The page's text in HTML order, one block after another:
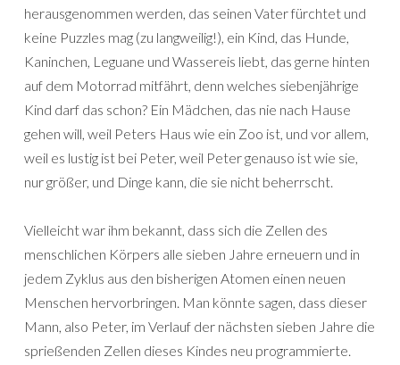
herausgenommen werden, das seinen Vater fürchtet und
keine Puzzles mag (zu langweilig!), ein Kind, das Hunde,
Kaninchen, Leguane und Wassereis liebt, das gerne hinten
auf dem Motorrad mitfährt, denn welches siebenjährige
Kind darf das schon? Ein Mädchen, das nie nach Hause
gehen will, weil Peters Haus wie ein Zoo ist, und vor allem,
weil es lustig ist bei Peter, weil Peter genauso ist wie sie,
nur größer, und Dinge kann, die sie nicht beherrscht.
Vielleicht war ihm bekannt, dass sich die Zellen des
menschlichen Körpers alle sieben Jahre erneuern und in
jedem Zyklus aus den bisherigen Atomen einen neuen
Menschen hervorbringen. Man könnte sagen, dass dieser
Mann, also Peter, im Verlauf der nächsten sieben Jahre die
sprießenden Zellen dieses Kindes neu programmierte.